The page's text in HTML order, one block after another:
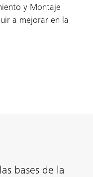
y Montaje
a mejorar en la
bases de la